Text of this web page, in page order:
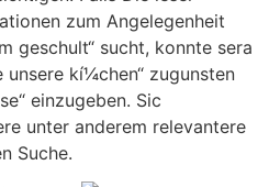
zum Angelegenheit
geschult“ sucht, konnte sera
unsere kí¼chen“ zugunsten
einzugeben. Sic
unter anderem relevantere
Suche.